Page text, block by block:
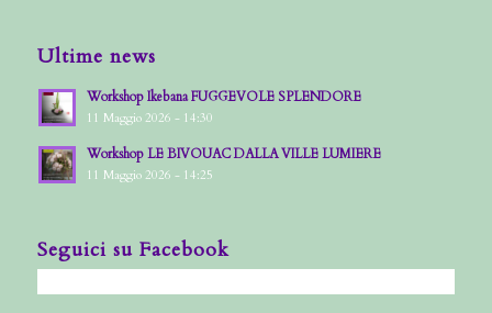
Ultime news
Workshop Ikebana FUGGEVOLE SPLENDORE
11 Maggio 2026 - 14:30
Workshop LE BIVOUAC DALLA VILLE LUMIERE
11 Maggio 2026 - 14:25
Seguici su Facebook